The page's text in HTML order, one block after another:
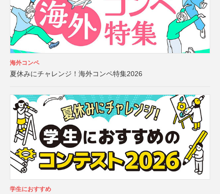
海外コンペ
夏休みにチャレンジ！海外コンペ特集2026
学生におすすめ